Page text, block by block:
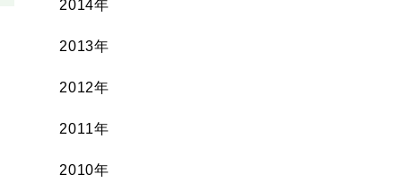
2014年
2013年
2012年
2011年
2010年